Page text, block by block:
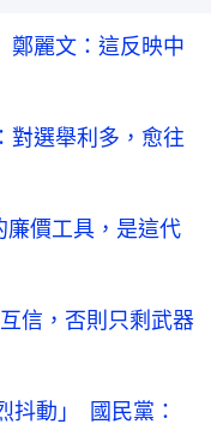
麗文：這反映中
對選舉利多，愈往
價工具，是這代
信，否則只剩武器
抖動｣ 國民黨：